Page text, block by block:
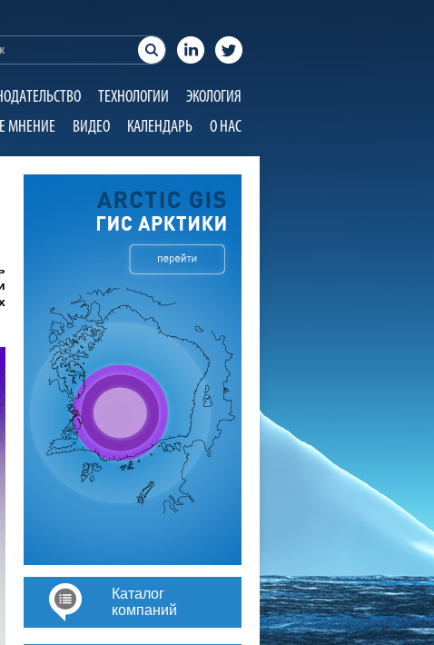
ТЕХНОЛОГИИ
ЭКОЛОГИЯ
МНЕНИЕ ВИДЕО КАЛЕНДАРЬ О НАС
Каталог
компаний